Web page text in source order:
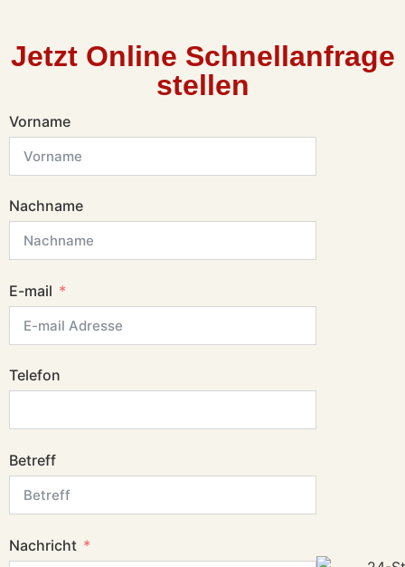
Jetzt Online Schnellanfrage
stellen
Vorname
Nachname
E-mail
Telefon
Betreff
Nachricht